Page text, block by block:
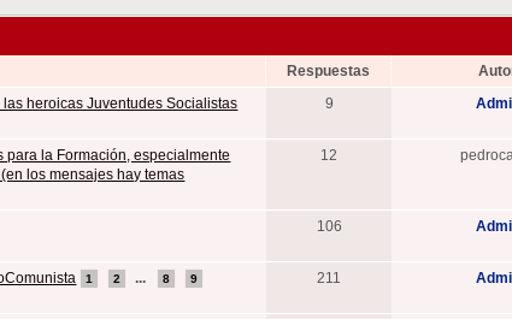
Respuestas
heroicas Juventudes Socialistas
9
para la Formación, especialmente
los mensajes hay temas
12
106
1 2 ... 8 9 211